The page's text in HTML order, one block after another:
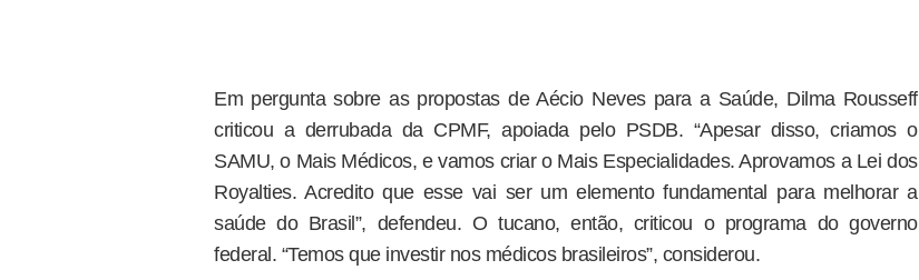
Em pergunta sobre as propostas de Aécio Neves para a Saúde, Dilma Rousseff
criticou a derrubada da CPMF, apoiada pelo PSDB. “Apesar disso, criamos o
SAMU, o Mais Médicos, e vamos criar o Mais Especialidades. Aprovamos a Lei dos
Royalties. Acredito que esse vai ser um elemento fundamental para melhorar a
saúde do Brasil”, defendeu. O tucano, então, criticou o programa do governo
federal. “Temos que investir nos médicos brasileiros”, considerou.